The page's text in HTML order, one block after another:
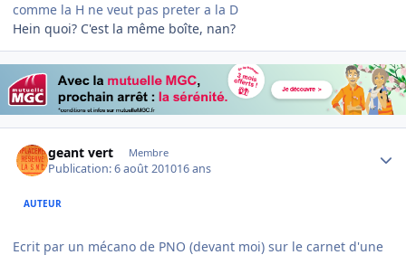
comme la H ne veut pas preter a la D
Hein quoi? C'est la même boîte, nan?
geant vert Membre
Publication:6 août 201016 ans
AUTEUR
Ecrit par un mécano de PNO (devant moi) sur le carnet d'une